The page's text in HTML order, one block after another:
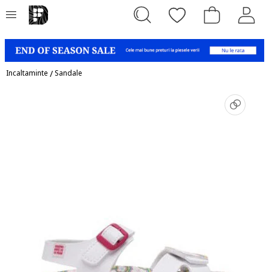
Incaltaminte /Sandale